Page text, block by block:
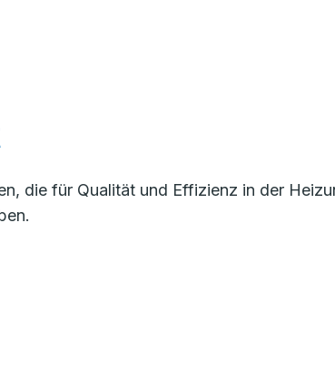
die für Qualität und Effizienz in der